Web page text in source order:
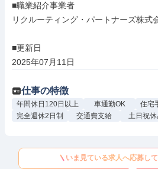
■職業紹介事業者
リクルーティング・パートナーズ株式
■更新日
2025年07月11日
仕事の特徴
年間休日120日以上 車通勤OK 住宅
完全週休2日制
交通費支給 土日祝
いま見ている求人へ応募し